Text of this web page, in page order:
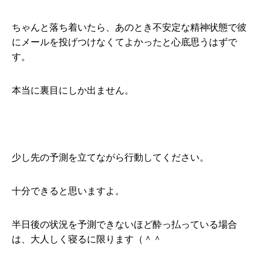
ちゃんと落ち着いたら、あのとき不安定な精神状態で彼
にメールを投げつけなくてよかったと心底思うはずで
す。
本当に裏目にしか出ません。
少し先の予測を立てながら行動してください。
十分できると思いますよ。
半日後の状況を予測できないほど酔っ払っている場合
は、大人しく寝るに限ります（＾＾